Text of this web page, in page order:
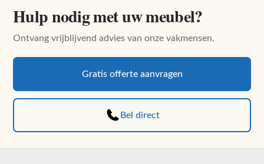
heeft
meerdere
variaties.
Deze
optie
gekozen
op
de
product
meerdere
variaties.
optie
worden
op
Hulp nodig met uw meubel?
Ontvang vrijblijvend advies van onze vakmensen.
Gratis offerte aanvragen
Bel direct